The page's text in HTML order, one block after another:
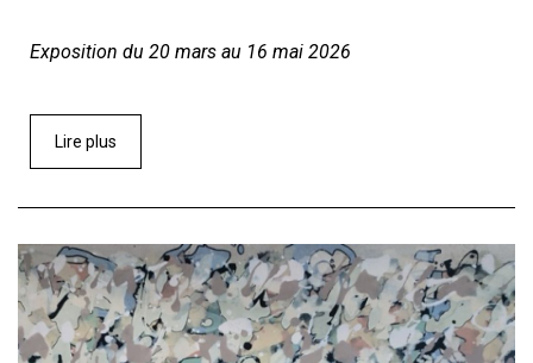
Exposition du 20 mars au 16 mai 2026
Lire plus